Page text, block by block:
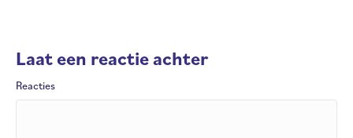
Laat een reactie achter
Reacties